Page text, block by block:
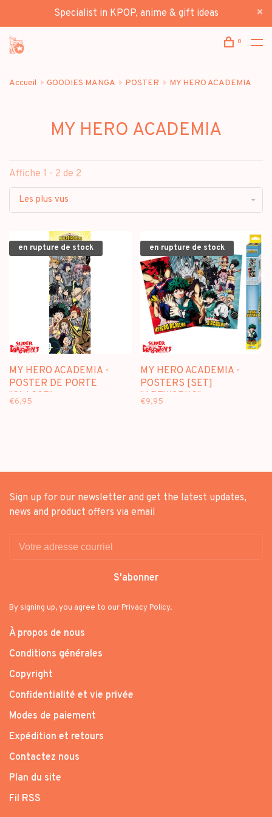
Specialist in KPOP, anime & gift ideas
0
Accueil GOODIES MANGA POSTER MY HERO ACADEMIA
MY HERO ACADEMIA
Affiche 1 - 2 de 2
Les plus vus
en rupture de stock
MY HERO ACADEMIA -
POSTER DE PORTE
"CLASSE"
€6,95
en rupture de stock
MY HERO ACADEMIA -
POSTERS [SET]
"ARTWORKS"
€9,95
Sign up for our newsletter and get the latest updates,
news and product offers via email
S'abonner
By signing up, you agree to our Privacy Policy.
À propos de nous
Conditions générales
Copyright
Confidentialité et vie privée
Modes de paiement
Expédition et retours
Contactez nous
Plan du site
Fil RSS